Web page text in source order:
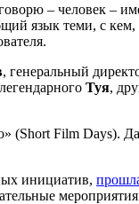
– человек –
язык теми, с
, генеральный
Туя,
(Short Film Days).
инициатив,